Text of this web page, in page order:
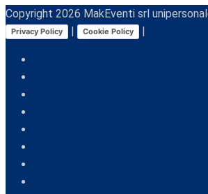
Copyright 2026 MakEventi srl
Privacy Policy Cookie Policy